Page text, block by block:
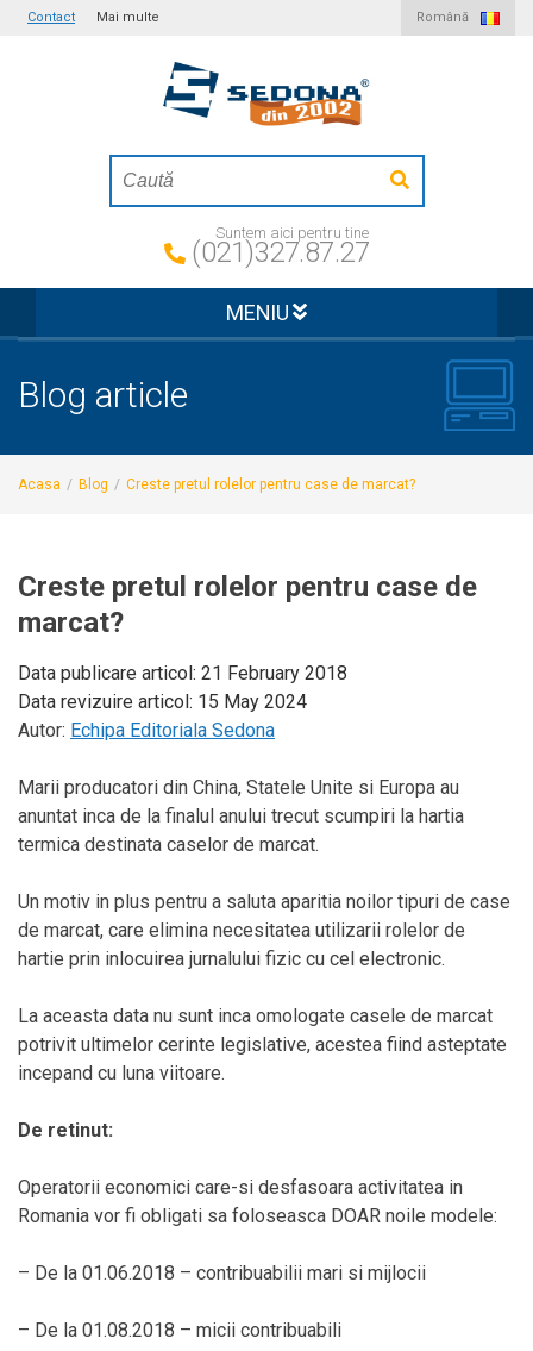
Contact Mai multe Română
Suntem aici pentru tine
(021)327.87.27
MENIU
Blog article
Acasa / Blog / Creste pretul rolelor pentru case de marcat?
Creste pretul rolelor pentru case de
marcat?
Data publicare articol: 21 February 2018
Data revizuire articol: 15 May 2024
Autor: Echipa Editoriala Sedona
Marii producatori din China, Statele Unite si Europa au
anuntat inca de la finalul anului trecut scumpiri la hartia
termica destinata caselor de marcat.
Un motiv in plus pentru a saluta aparitia noilor tipuri de case
de marcat, care elimina necesitatea utilizarii rolelor de
hartie prin inlocuirea jurnalului fizic cu cel electronic.
La aceasta data nu sunt inca omologate casele de marcat
potrivit ultimelor cerinte legislative, acestea fiind asteptate
incepand cu luna viitoare.
De retinut:
Operatorii economici care-si desfasoara activitatea in
Romania vor fi obligati sa foloseasca DOAR noile modele:
– De la 01.06.2018 – contribuabilii mari si mijlocii
– De la 01.08.2018 – micii contribuabili